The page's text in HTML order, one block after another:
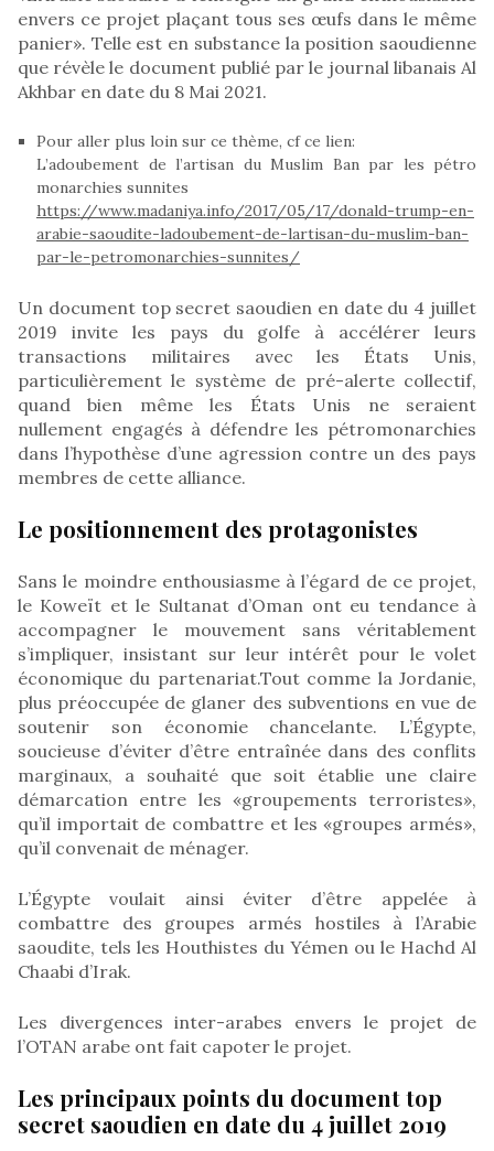
envers ce projet plaçant tous ses œufs dans le même
panier». Telle est en substance la position saoudienne
que révèle le document publié par le journal libanais Al
Akhbar en date du 8 Mai 2021.
Pour aller plus loin sur ce thème, cf ce lien:
L’adoubement de l’artisan du Muslim Ban par les pétro
monarchies sunnites
https://www.madaniya.info/2017/05/17/donald-trump-en-
arabie-saoudite-ladoubement-de-lartisan-du-muslim-ban-
par-le-petromonarchies-sunnites/
Un document top secret saoudien en date du 4 juillet
2019 invite les pays du golfe à accélérer leurs
transactions militaires avec les États Unis,
particulièrement le système de pré-alerte collectif,
quand bien même les États Unis ne seraient
nullement engagés à défendre les pétromonarchies
dans l’hypothèse d’une agression contre un des pays
membres de cette alliance.
Le positionnement des protagonistes
Sans le moindre enthousiasme à l’égard de ce projet,
le Koweït et le Sultanat d’Oman ont eu tendance à
accompagner le mouvement sans véritablement
s’impliquer, insistant sur leur intérêt pour le volet
économique du partenariat.Tout comme la Jordanie,
plus préoccupée de glaner des subventions en vue de
soutenir son économie chancelante. L’Égypte,
soucieuse d’éviter d’être entraînée dans des conflits
marginaux, a souhaité que soit établie une claire
démarcation entre les «groupements terroristes»,
qu’il importait de combattre et les «groupes armés»,
qu’il convenait de ménager.
L’Égypte voulait ainsi éviter d’être appelée à
combattre des groupes armés hostiles à l’Arabie
saoudite, tels les Houthistes du Yémen ou le Hachd Al
Chaabi d’Irak.
Les divergences inter-arabes envers le projet de
l’OTAN arabe ont fait capoter le projet.
Les principaux points du document top
secret saoudien en date du 4 juillet 2019